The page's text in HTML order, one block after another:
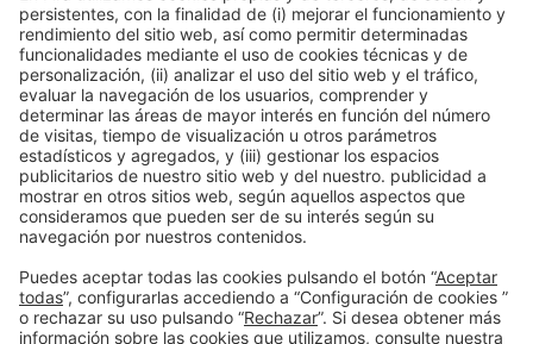
Mié 25
13:15h - 14:00h
Agora By AECOC - The Alimentaria Hub
Acceso libre
Leer más